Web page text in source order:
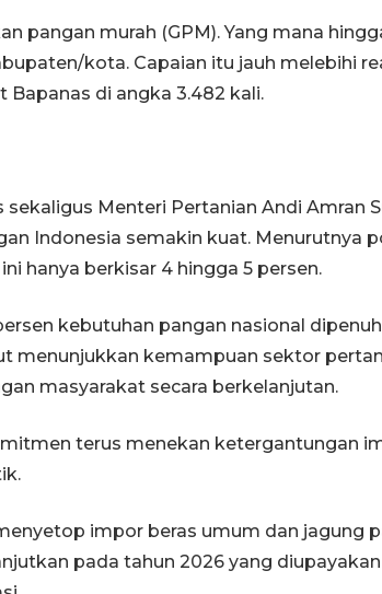
pangan murah (GPM). Yang mana
kota. Capaian itu jauh melebihi
Bapanas di angka 3.482 kali.
sekaligus Menteri Pertanian Andi Amran
Indonesia semakin kuat. Menurutnya
hanya berkisar 4 hingga 5 persen.
kebutuhan pangan nasional
menunjukkan kemampuan sektor
masyarakat secara berkelanjutan.
terus menekan ketergantungan
impor beras umum dan jagung
pada tahun 2026 yang
Ekonomi
tumbuh 5,29